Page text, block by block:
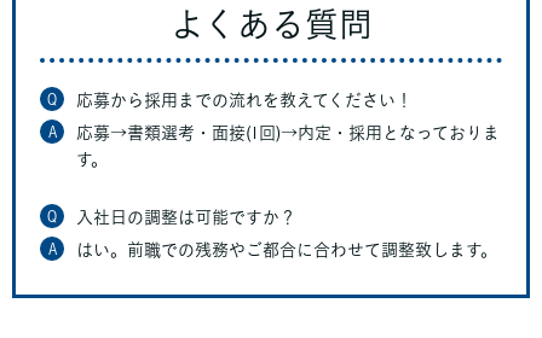
よくある質問
Q 応募から採用までの流れを教えてください！
A
応募→書類選考・面接(1回)→内定・採用となっておりま
す。
Q 入社日の調整は可能ですか？
A はい。前職での残務やご都合に合わせて調整致します。